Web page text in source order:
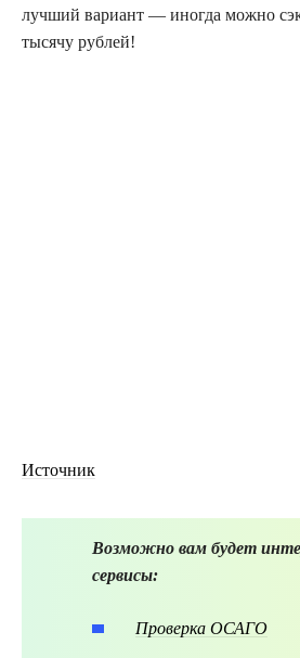
лучший вариант — иногда можно
тысячу рублей!
Источник
Возможно вам будет
сервисы:
Проверка ОСАГО